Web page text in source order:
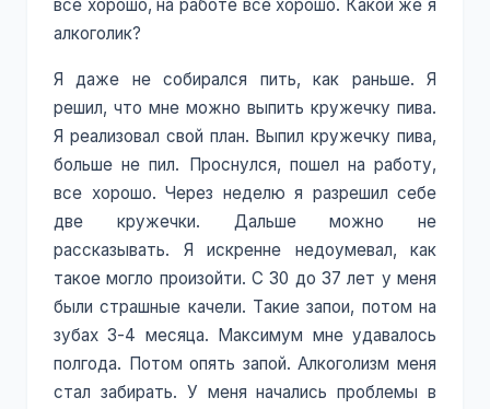
все хорошо, на работе все хорошо. Какой же я
алкоголик?
Я даже не собирался пить, как раньше. Я
решил, что мне можно выпить кружечку пива.
Я реализовал свой план. Выпил кружечку пива,
больше не пил. Проснулся, пошел на работу,
все хорошо. Через неделю я разрешил себе
две кружечки. Дальше можно не
рассказывать. Я искренне недоумевал, как
такое могло произойти. С 30 до 37 лет у меня
были страшные качели. Такие запои, потом на
зубах 3-4 месяца. Максимум мне удавалось
полгода. Потом опять запой. Алкоголизм меня
стал забирать. У меня начались проблемы в